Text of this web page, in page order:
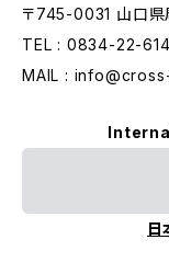
〒745-0031 山口県
TEL : 0834-22-
MAIL :
日